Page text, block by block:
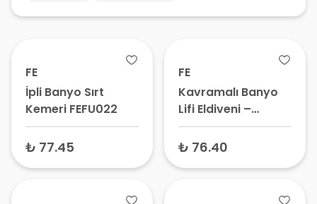
FE
İpli Banyo Sırt
Kemeri FEFU022
₺ 77.45
FE
Kavramalı Banyo
Lifi Eldiveni –
Peeling Etkili Banyo
Kesesi, Duş Lifi,
₺ 76.40